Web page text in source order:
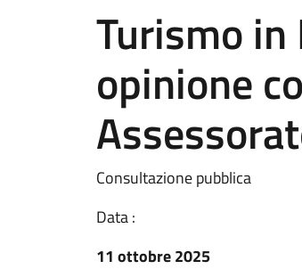
Turismo
opinione
Consultazione pubblica
Data :
11 ottobre 2025